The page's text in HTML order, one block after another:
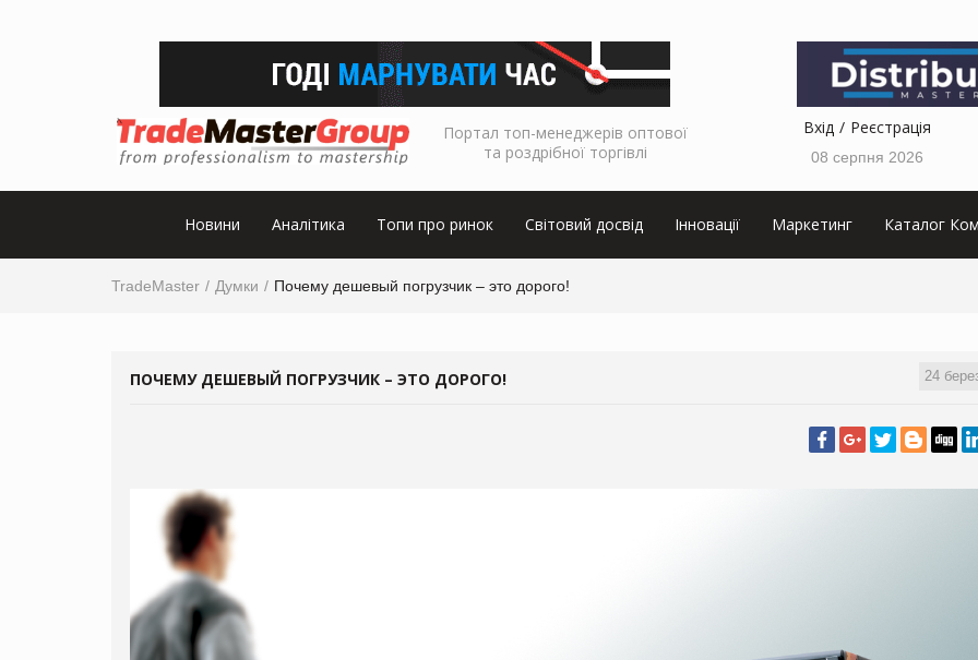
Портал топ-менеджерів оптової
та роздрібної торгівлі
Вхід Реєстрація
08 серпня 2026
Новини Аналітика Топи про ринок Світовий досвід Інновації Маркетинг Каталог
TradeMaster Думки Почему дешевый погрузчик – это дорого!
24
ПОЧЕМУ ДЕШЕВЫЙ ПОГРУЗЧИК – ЭТО ДОРОГО!